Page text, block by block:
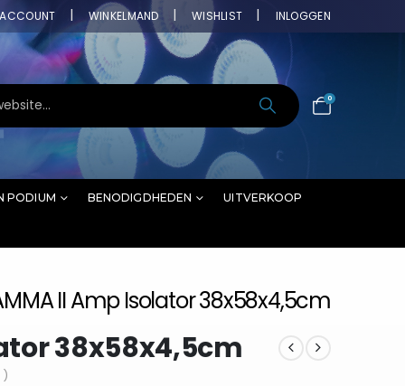
ACCOUNT WINKELMAND WISHLIST INLOGGEN
0
PODIUM BENODIGDHEDEN UITVERKOOP
II Amp Isolator 38x58x4,5cm
38x58x4,5cm
)